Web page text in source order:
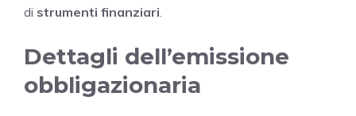
di strumenti finanziari
Dettagli dell’emissione
obbligazionaria